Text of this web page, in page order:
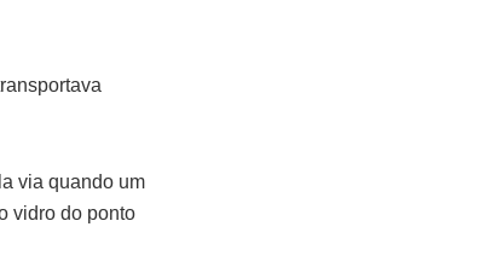
via quando um
vidro do ponto